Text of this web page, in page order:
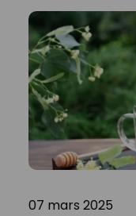
07 mars 2025